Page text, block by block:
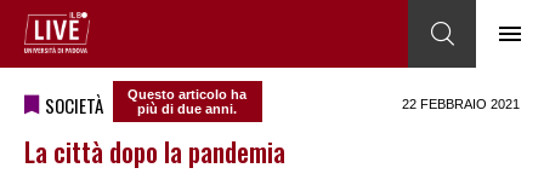
SOCIETÀ
Questo articolo ha
più di due anni.
22 FEBBRAIO 2021
La città dopo la pandemia